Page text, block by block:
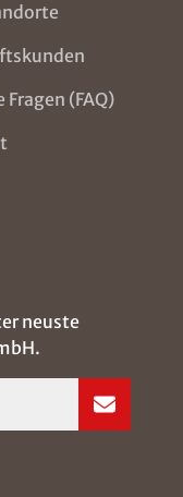
Fragen (FAQ)
neuste